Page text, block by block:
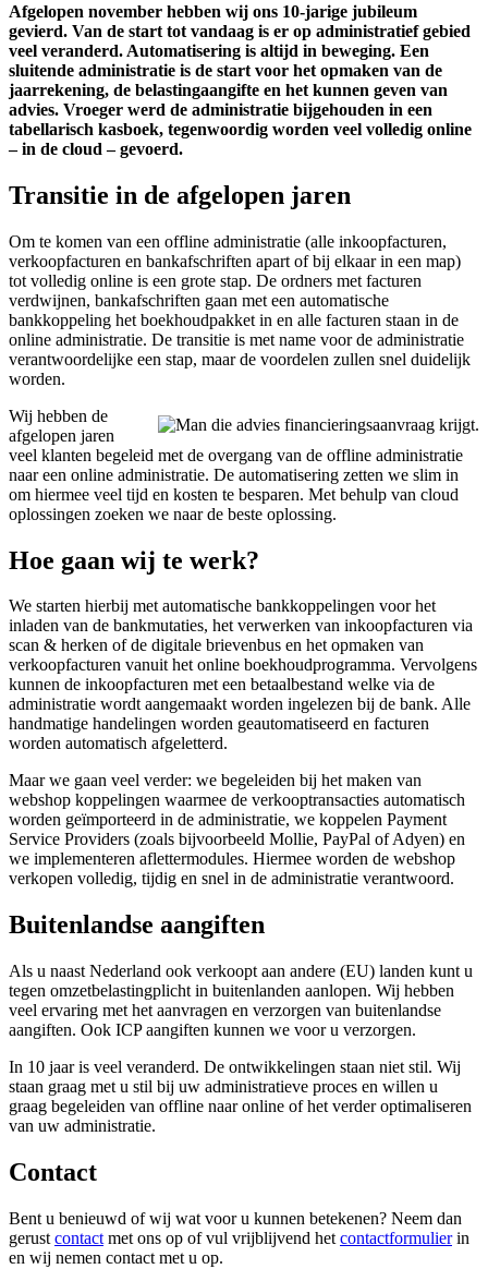
Afgelopen november hebben wij ons 10-jarige jubileum
gevierd. Van de start tot vandaag is er op administratief gebied
veel veranderd. Automatisering is altijd in beweging. Een
sluitende administratie is de start voor het opmaken van de
jaarrekening, de belastingaangifte en het kunnen geven van
advies. Vroeger werd de administratie bijgehouden in een
tabellarisch kasboek, tegenwoordig worden veel volledig online
– in de cloud – gevoerd.
Transitie in de afgelopen jaren
Om te komen van een offline administratie (alle inkoopfacturen,
verkoopfacturen en bankafschriften apart of bij elkaar in een map)
tot volledig online is een grote stap. De ordners met facturen
verdwijnen, bankafschriften gaan met een automatische
bankkoppeling het boekhoudpakket in en alle facturen staan in de
online administratie. De transitie is met name voor de administratie
verantwoordelijke een stap, maar de voordelen zullen snel duidelijk
worden.
Wij hebben de
afgelopen jaren
veel klanten begeleid met de overgang van de offline administratie
naar een online administratie. De automatisering zetten we slim in
om hiermee veel tijd en kosten te besparen. Met behulp van cloud
oplossingen zoeken we naar de beste oplossing.
Hoe gaan wij te werk?
We starten hierbij met automatische bankkoppelingen voor het
inladen van de bankmutaties, het verwerken van inkoopfacturen via
scan & herken of de digitale brievenbus en het opmaken van
verkoopfacturen vanuit het online boekhoudprogramma. Vervolgens
kunnen de inkoopfacturen met een betaalbestand welke via de
administratie wordt aangemaakt worden ingelezen bij de bank. Alle
handmatige handelingen worden geautomatiseerd en facturen
worden automatisch afgeletterd.
Maar we gaan veel verder: we begeleiden bij het maken van
webshop koppelingen waarmee de verkooptransacties automatisch
worden geïmporteerd in de administratie, we koppelen Payment
Service Providers (zoals bijvoorbeeld Mollie, PayPal of Adyen) en
we implementeren aflettermodules. Hiermee worden de webshop
verkopen volledig, tijdig en snel in de administratie verantwoord.
Buitenlandse aangiften
Als u naast Nederland ook verkoopt aan andere (EU) landen kunt u
tegen omzetbelastingplicht in buitenlanden aanlopen. Wij hebben
veel ervaring met het aanvragen en verzorgen van buitenlandse
aangiften. Ook ICP aangiften kunnen we voor u verzorgen.
In 10 jaar is veel veranderd. De ontwikkelingen staan niet stil. Wij
staan graag met u stil bij uw administratieve proces en willen u
graag begeleiden van offline naar online of het verder optimaliseren
van uw administratie.
Contact
Bent u benieuwd of wij wat voor u kunnen betekenen? Neem dan
gerust contact met ons op of vul vrijblijvend het contactformulierin
en wij nemen contact met u op.